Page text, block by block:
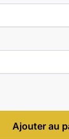
Ajouter au